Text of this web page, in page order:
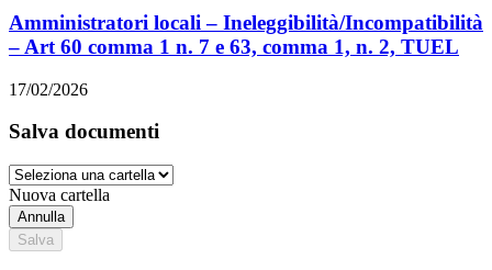
Amministratori locali – Ineleggibilità/Incompatibilità
– Art 60 comma 1 n. 7 e 63, comma 1, n. 2, TUEL
17/02/2026
Salva documenti
Nuova cartella
Annulla
Salva